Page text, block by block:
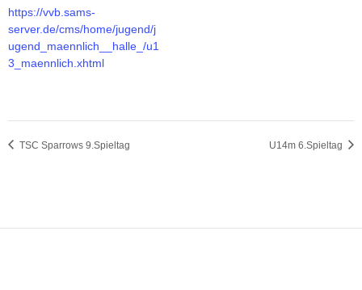
https://vvb.sams-
server.de/cms/home/jugend/j
ugend_maennlich__halle_/u1
3_maennlich.xhtml
TSC Sparrows 9.Spieltag U14m 6.Spieltag